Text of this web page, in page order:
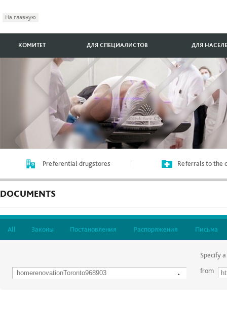
На главную
КОМИТЕТ ДЛЯ СПЕЦИАЛИСТОВ ДЛЯ
Preferential drugstores Referrals to the
DOCUMENTS
All Законы Постановления Распоряжения Письма
Specify
from